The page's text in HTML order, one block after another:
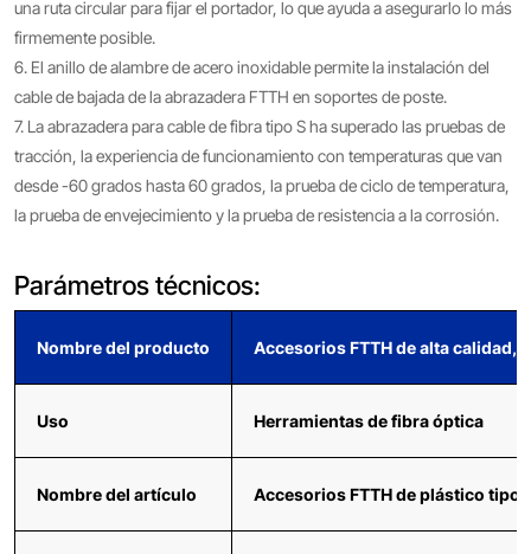
una ruta circular para fijar el portador, lo que ayuda a asegurarlo lo más
firmemente posible.
6. El anillo de alambre de acero inoxidable permite la instalación del
cable de bajada de la abrazadera FTTH en soportes de poste.
7. La abrazadera para cable de fibra tipo S ha superado las pruebas de
tracción, la experiencia de funcionamiento con temperaturas que van
desde -60 grados hasta 60 grados, la prueba de ciclo de temperatura,
la prueba de envejecimiento y la prueba de resistencia a la corrosión.
Parámetros técnicos:
Nombre del producto Accesorios FTTH de alta calidad,
Uso Herramientas de fibra óptica
Nombre del artículo Accesorios FTTH de plástico tipo